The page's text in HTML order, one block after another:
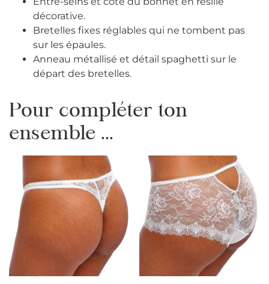
décorative.
Bretelles fixes réglables qui ne tombent pas
sur les épaules.
Anneau métallisé et détail spaghetti sur le
départ des bretelles.
Pour compléter ton
ensemble ...